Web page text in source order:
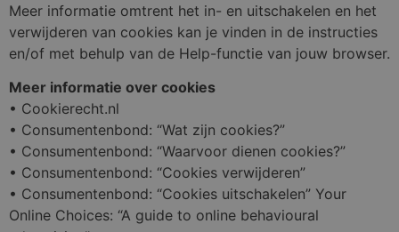
Meer informatie omtrent het in- en uitschakelen en het
verwijderen van cookies kan je vinden in de instructies
en/of met behulp van de Help-functie van jouw browser.
Meer informatie over cookies
• Cookierecht.nl
• Consumentenbond: “Wat zijn cookies?”
• Consumentenbond: “Waarvoor dienen cookies?”
• Consumentenbond: “Cookies verwijderen”
• Consumentenbond: “Cookies uitschakelen” Your
Online Choices: “A guide to online behavioural